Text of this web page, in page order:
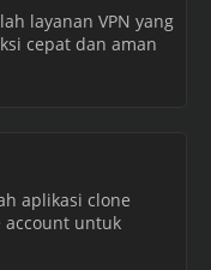
layanan VPN yang
cepat dan aman
aplikasi clone
untuk